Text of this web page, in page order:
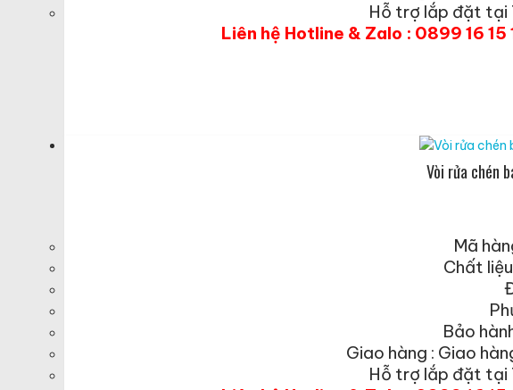
Hỗ trợ lắp đặt tại
Liên hệ Hotline & Zalo : 0899 16
Vòi rửa chén
Mã
Chất
Bảo
Giao hàng : Giao
Hỗ trợ lắp đặt tại